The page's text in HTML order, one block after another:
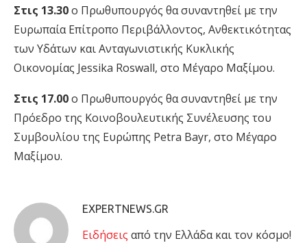
Στις 13.30ο Πρωθυπουργός θα συναντηθεί με την
Ευρωπαία Επίτροπο Περιβάλλοντος, Ανθεκτικότητας
των Υδάτων και Ανταγωνιστικής Κυκλικής
Οικονομίας Jessika Roswall, στο Μέγαρο Μαξίμου.
Στις 17.00ο Πρωθυπουργός θα συναντηθεί με την
Πρόεδρο της Κοινοβουλευτικής Συνέλευσης του
Συμβουλίου της Ευρώπης Petra Bayr, στο Μέγαρο
Μαξίμου.
EXPERTNEWS.GR
Eιδήσεις από την Ελλάδα και τον κόσμο!